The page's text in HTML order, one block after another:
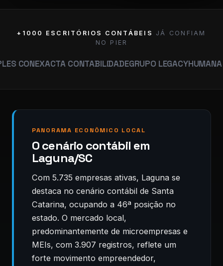
+1000 ESCRITÓRIOS CONTÁBEIS
JÁ CONFIAM
NO PIER
CONTABILIDADEGRUPO LEGACYHUMANA
PANORAMA ECONÔMICO LOCAL
O cenário contábil em
Laguna/SC
Com 5.735 empresas ativas, Laguna se
destaca no cenário contábil de Santa
Catarina, ocupando a 46ª posição no
estado. O mercado local,
predominantemente de microempresas e
MEIs, com 3.907 registros, reflete um
forte movimento empreendedor,